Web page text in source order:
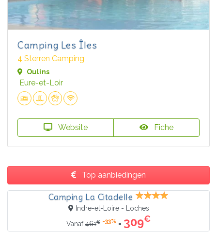
Camping Les Îles
4 Sterren Camping
Oulins
Eure-et-Loir
Website Fiche
Top aanbiedingen
Camping La Citadelle
Indre-et-Loire - Loches
Vanaf461€ -33% = 309€